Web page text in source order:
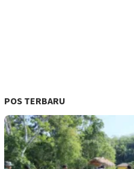
POS TERBARU